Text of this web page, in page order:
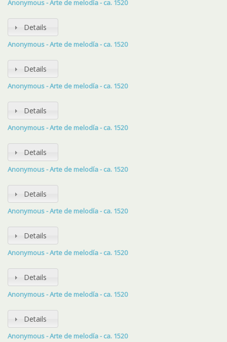
Anonymous - Arte de melodía - ca. 1520
Details
Anonymous - Arte de melodía - ca. 1520
Details
Anonymous - Arte de melodía - ca. 1520
Details
Anonymous - Arte de melodía - ca. 1520
Details
Anonymous - Arte de melodía - ca. 1520
Details
Anonymous - Arte de melodía - ca. 1520
Details
Anonymous - Arte de melodía - ca. 1520
Details
Anonymous - Arte de melodía - ca. 1520
Details
Anonymous - Arte de melodía - ca. 1520